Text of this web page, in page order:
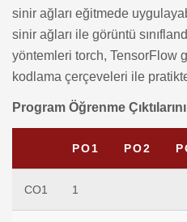
sinir ağları eğitmede
sinir ağları ile görüntü
yöntemleri torch, TensorFlow
kodlama çerçeveleri ile
Program Öğrenme
PO1 PO2
CO1 1